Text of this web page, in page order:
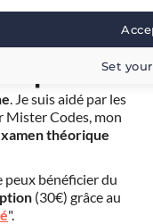
. Je suis aidé par les
Mister Codes, mon
théorique
peux bénéficier du
(30€) grâce au
".
Set